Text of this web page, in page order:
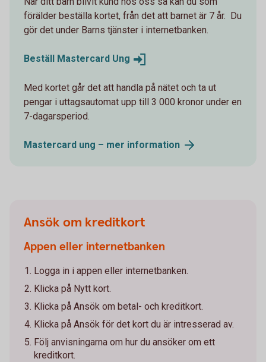
förälder beställa kortet, från det att barnet är 7 år. Du
gör det under Barns tjänster i internetbanken.
Beställ Mastercard Ung
Med kortet går det att handla på nätet och ta ut
pengar i uttagsautomat upp till 3 000 kronor under en
7-dagarsperiod.
Mastercard ung – mer information
Ansök om kreditkort
Appen eller internetbanken
Logga in i appen eller internetbanken.
Klicka på Nytt kort.
Klicka på Ansök om betal- och kreditkort.
Klicka på Ansök för det kort du är intresserad av.
Följ anvisningarna om hur du ansöker om ett
kreditkort.